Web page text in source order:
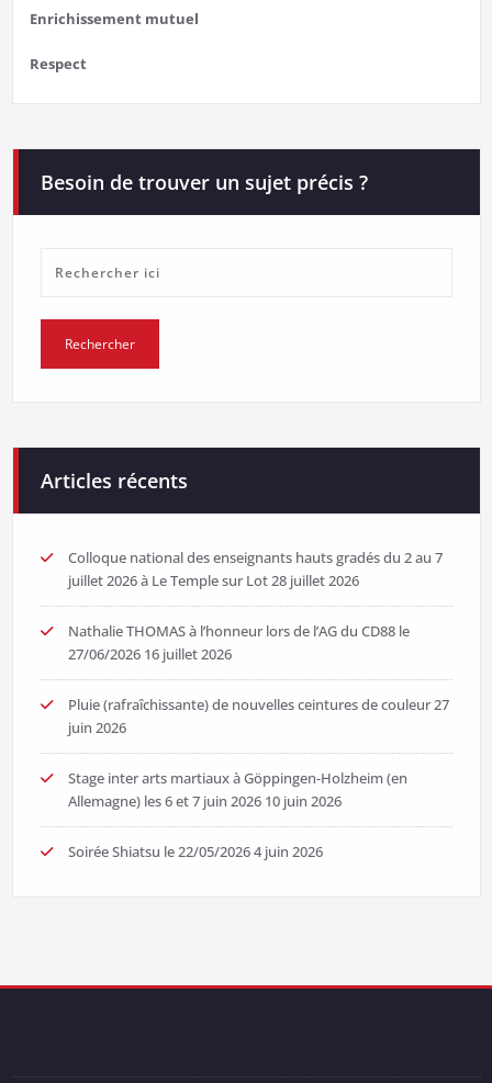
Enrichissement mutuel
Respect
Besoin de trouver un sujet précis ?
Articles récents
Colloque national des enseignants hauts gradés du 2 au 7
juillet 2026 à Le Temple sur Lot28 juillet 2026
Nathalie THOMAS à l’honneur lors de l’AG du CD88 le
27/06/2026 16 juillet 2026
Pluie (rafraîchissante) de nouvelles ceintures de couleur27
juin 2026
Stage inter arts martiaux à Göppingen-Holzheim (en
Allemagne) les 6 et 7 juin 2026 10 juin 2026
Soirée Shiatsu le 22/05/20264 juin 2026